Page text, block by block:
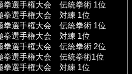
選手権大会 伝統拳術 1位
選手権大会 対練 1位
選手権大会 伝統拳術 1位
選手権大会 対練 1位
選手権大会 伝統拳術 2位
選手権大会 伝統拳術1位
選手権大会 対練 1位